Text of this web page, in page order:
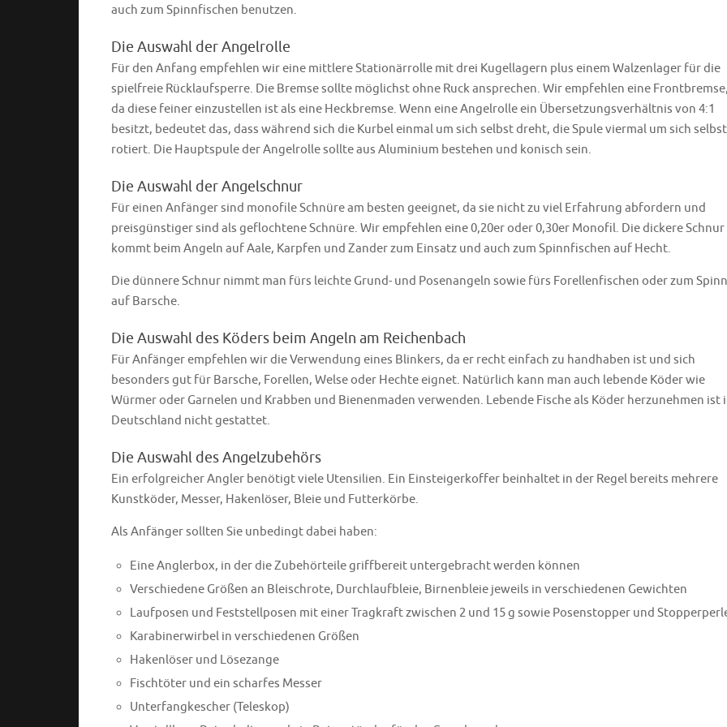
auch zum Spinnfischen benutzen.
Die Auswahl der Angelrolle
Für den Anfang empfehlen wir eine mittlere Stationärrolle mit drei Kugellagern plus einem Walzenlager für die
spielfreie Rücklaufsperre. Die Bremse sollte möglichst ohne Ruck ansprechen. Wir empfehlen eine Frontbremse,
da diese feiner einzustellen ist als eine Heckbremse. Wenn eine Angelrolle ein Übersetzungsverhältnis von 4:1
besitzt, bedeutet das, dass während sich die Kurbel einmal um sich selbst dreht, die Spule viermal um sich selbst
rotiert. Die Hauptspule der Angelrolle sollte aus Aluminium bestehen und konisch sein.
Die Auswahl der Angelschnur
Für einen Anfänger sind monofile Schnüre am besten geeignet, da sie nicht zu viel Erfahrung abfordern und
preisgünstiger sind als geflochtene Schnüre. Wir empfehlen eine 0,20er oder 0,30er Monofil. Die dickere Schnur
kommt beim Angeln auf Aale, Karpfen und Zander zum Einsatz und auch zum Spinnfischen auf Hecht.
Die dünnere Schnur nimmt man fürs leichte Grund- und Posenangeln sowie fürs Forellenfischen oder zum
auf Barsche.
Die Auswahl des Köders beim Angeln am Reichenbach
Für Anfänger empfehlen wir die Verwendung eines Blinkers, da er recht einfach zu handhaben ist und sich
besonders gut für Barsche, Forellen, Welse oder Hechte eignet. Natürlich kann man auch lebende Köder wie
Würmer oder Garnelen und Krabben und Bienenmaden verwenden. Lebende Fische als Köder herzunehmen ist
Deutschland nicht gestattet.
Die Auswahl des Angelzubehörs
Ein erfolgreicher Angler benötigt viele Utensilien. Ein Einsteigerkoffer beinhaltet in der Regel bereits mehrere
Kunstköder, Messer, Hakenlöser, Bleie und Futterkörbe.
Als Anfänger sollten Sie unbedingt dabei haben:
Eine Anglerbox, in der die Zubehörteile griffbereit untergebracht werden können
Verschiedene Größen an Bleischrote, Durchlaufbleie, Birnenbleie jeweils in verschiedenen Gewichten
Laufposen und Feststellposen mit einer Tragkraft zwischen 2 und 15 g sowie Posenstopper und
Karabinerwirbel in verschiedenen Größen
Hakenlöser und Lösezange
Fischtöter und ein scharfes Messer
Unterfangkescher (Teleskop)